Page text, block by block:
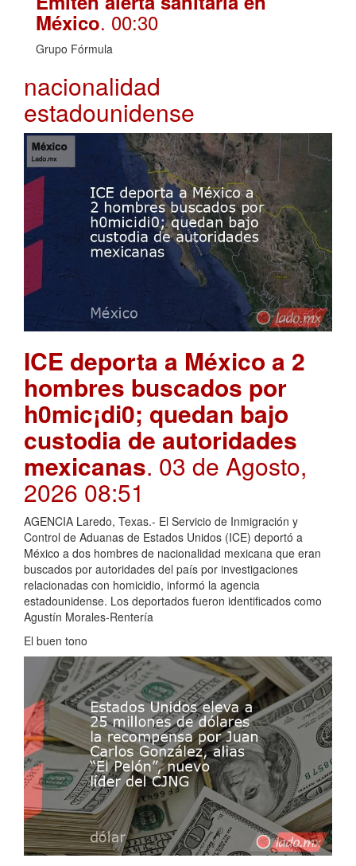
México. 00:30
Grupo Fórmula
nacionalidad
estadounidense
ICE deporta a México a 2
hombres buscados por
h0mic¡di0; quedan bajo
custodia de autoridades
mexicanas. 03 de Agosto,
2026 08:51
AGENCIA Laredo, Texas.- El Servicio de Inmigración y
Control de Aduanas de Estados Unidos (ICE) deportó a
México a dos hombres de nacionalidad mexicana que eran
buscados por autoridades del país por investigaciones
relacionadas con homicidio, informó la agencia
estadounidense. Los deportados fueron identificados como
Agustín Morales-Rentería
El buen tono